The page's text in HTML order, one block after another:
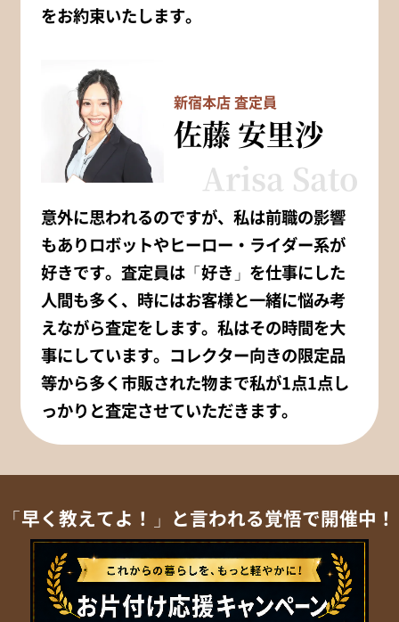
をお約束いたします。
新宿本店 査定員
佐藤 安里沙
Arisa Sato
意外に思われるのですが、私は前職の影響
もありロボットやヒーロー・ライダー系が
好きです。査定員は「好き」を仕事にした
人間も多く、時にはお客様と一緒に悩み考
えながら査定をします。私はその時間を大
事にしています。コレクター向きの限定品
等から多く市販された物まで私が1点1点し
っかりと査定させていただきます。
「早く教えてよ！」と言われる覚悟で開催中！